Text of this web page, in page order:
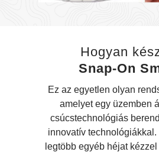
Hogyan
Snap-On
Ez az egyetlen olyan
amelyet egy üzemben
csúcstechnológiás
innovatív technológiákkal.
legtöbb egyéb héjat